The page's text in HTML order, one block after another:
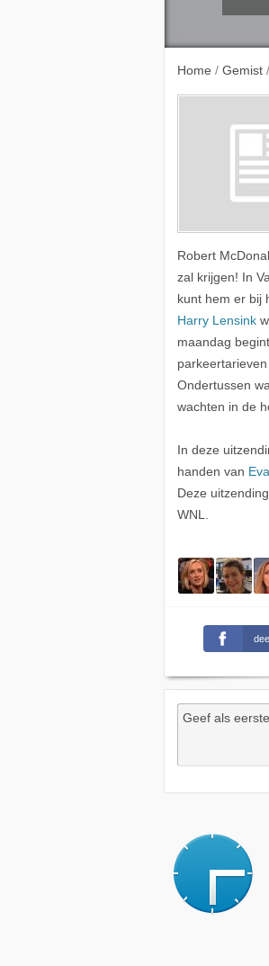
Home / Gemist /
Robert
zal krijgen! In
kunt hem er bij
Harry Lensink
maandag
Ondertussen
wachten in de
In deze
handen van
Deze
WNL.